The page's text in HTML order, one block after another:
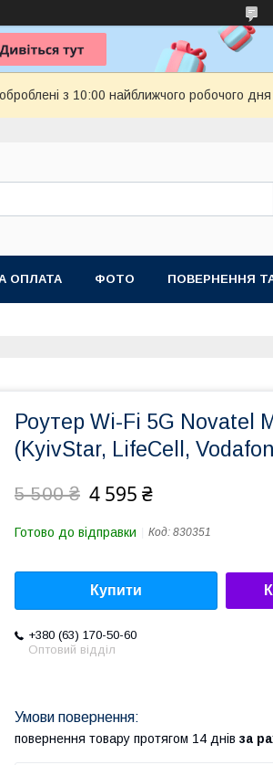
з 10:00 найближчого робочого
ОПЛАТА ФОТО ПОВЕРНЕННЯ
Роутер Wi-Fi 5G Novatel
(KyivStar, LifeCell,
5 500 ₴ 4 595 ₴
Готово до відправки Код: 830351
Купити
+380 (63) 170-50-60
Оптовий відділ
повернення товару протягом 14 днів за